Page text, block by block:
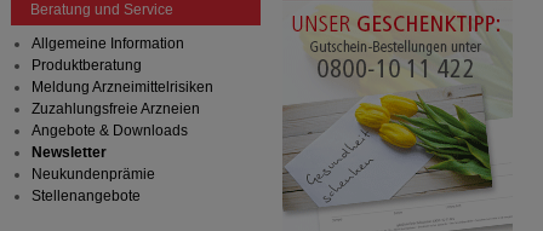
Beratung und Service
Allgemeine Information
Produktberatung
Meldung Arzneimittelrisiken
Zuzahlungsfreie Arzneien
Angebote & Downloads
Newsletter
Neukundenprämie
Stellenangebote